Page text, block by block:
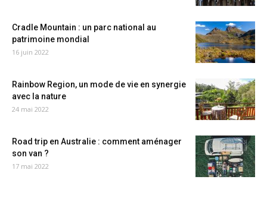
Cradle Mountain : un parc national au
patrimoine mondial
16 juin 2022
Rainbow Region, un mode de vie en synergie
avec la nature
24 mai 2022
Road trip en Australie : comment aménager
son van ?
17 mai 2022